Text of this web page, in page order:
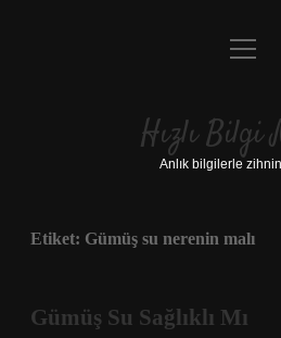
Anasayfa
Yasal
menüyü
Hızlı Bilgi
Anlık bilgilerle
Etiket: Gümüş su nerenin malı
Gümüş Su Sağlıklı Mı